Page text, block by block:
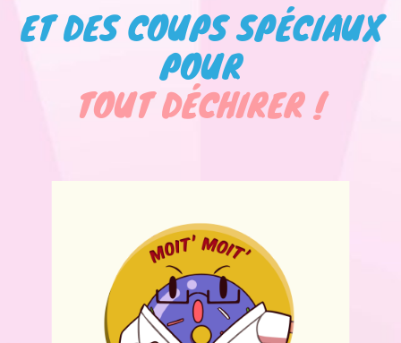
ET DES COUPS SPÉCIAUX
POUR
TOUT DÉCHIRER !